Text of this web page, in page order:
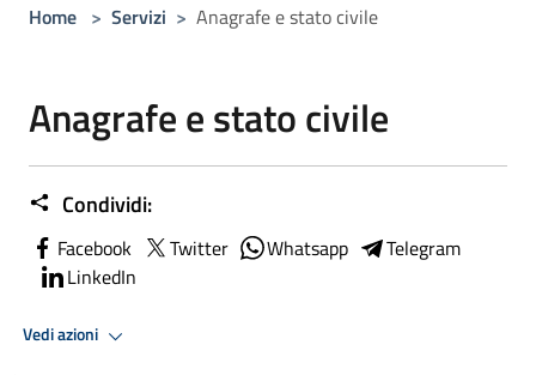
Home > Servizi > Anagrafe e stato civile
Anagrafe e stato civile
Condividi:
Facebook Twitter Whatsapp
Telegram
LinkedIn
Vedi azioni